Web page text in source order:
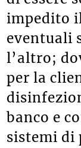
impedito
eventuali
l’altro;
per la
banco e
sistemi di